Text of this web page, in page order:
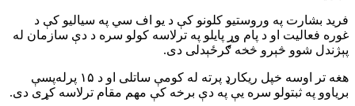
فرید بشارت په وروستیو کلونو کې د یو اف سي په سیالیو کې د
غوره فعالیت او د پام وړ پایلو په ترلاسه کولو سره د دې سازمان له
پېژندل شوو څېرو څخه ګرځېدلی دی.
هغه تر اوسه خپل ریکارډ پرته له کومې ساتلی او د ۱۵ پرله‌پسې
بریاوو په ثبتولو سره یې په دې برخه کې مهم مقام ترلاسه کړی دی.